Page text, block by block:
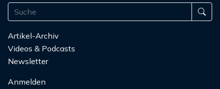
Artikel-Archiv
Videos & Podcasts
Newsletter
Anmelden